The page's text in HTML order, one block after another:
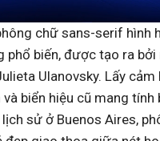
chữ sans-serif hình
phổ biến, được tạo ra bởi
Ulanovsky. Lấy
biển hiệu cũ mang
sử ở Buenos Aires,